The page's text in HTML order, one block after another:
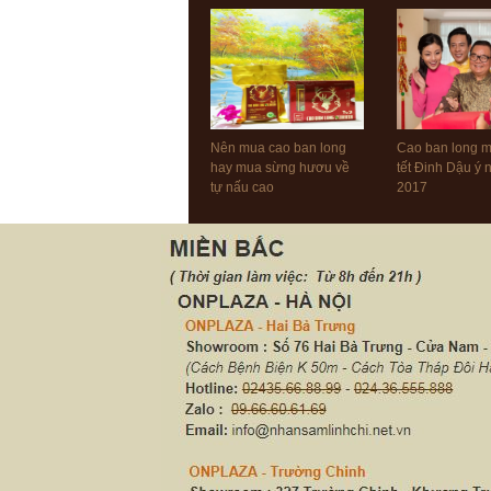
Nên mua cao ban long
hay mua sừng hươu về
tự nấu cao
Cao ban long
tết Đinh Dậu ý
2017